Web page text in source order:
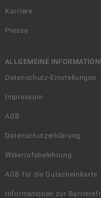
Karriere
Presse
ALLGEMEINE
Datenschutz-Einstellungen
Impressum
AGB
Datenschutzerklärung
Widerrufsbelehrung
AGB für die Gutscheinkarte
Informationen zur